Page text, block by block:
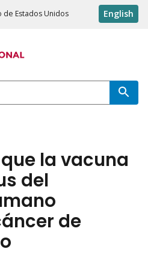
Estados Unidos English
la vacuna
del
de